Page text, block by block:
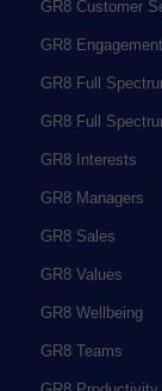
GR8 Customer
GR8 Engagement
GR8 Full
GR8 Full
GR8 Interests
GR8 Managers
GR8 Sales
GR8 Values
GR8 Wellbeing
GR8 Teams